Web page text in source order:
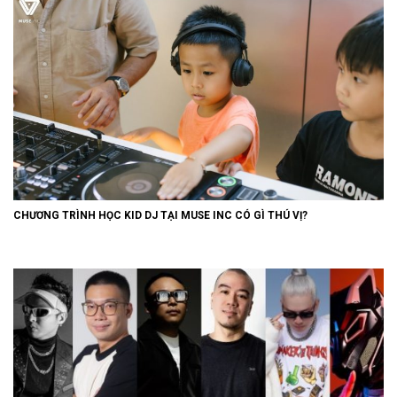
CHƯƠNG TRÌNH HỌC KID DJ TẠI MUSE INC CÓ GÌ THÚ VỊ?